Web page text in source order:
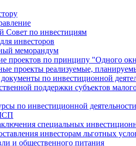
Совет по инвестициям
инвесторов
меморандум
проектов по принципу "Oдного
проекты реализуемые,
по инвестиционной
поддержки субъектов
по инвестиционной деятельности
специальных
инвесторам льготных
и общественного питания